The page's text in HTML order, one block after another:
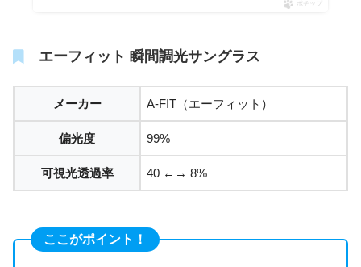
ポチップ
エーフィット 瞬間調光サングラス
メーカー A-FIT（エーフィット）
偏光度 99%
可視光透過率 40 ←→ 8%
ここがポイント！